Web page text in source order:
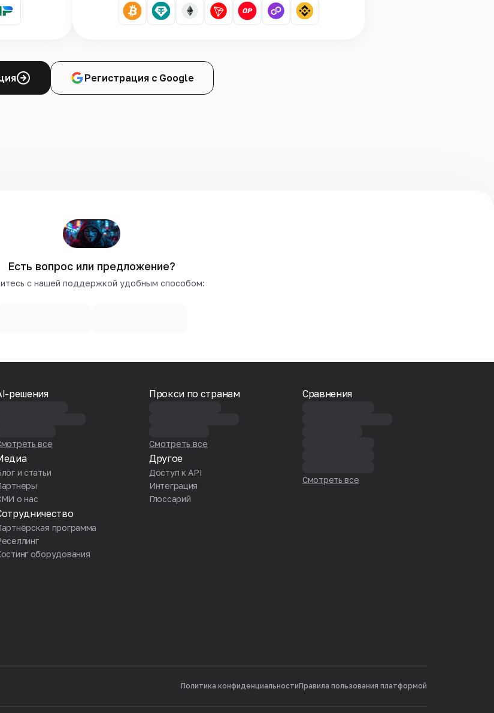
Регистрация с Google
Есть вопрос или предложение?
с нашей поддержкой удобным способом:
решения
все
и статьи
о нас
программа
оборудования
Прокси по странам
Смотреть все
Другое
Доступ к API
Интеграция
Глоссарий
Сравнения
Смотреть все
Политика конфиденциальностиПравила пользования платформой